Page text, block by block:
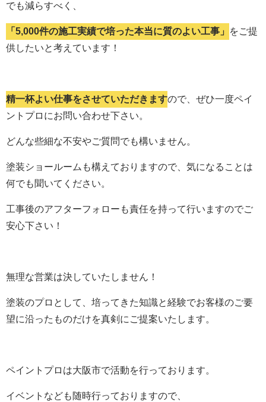
でも減らすべく、
「5,000件の施工実績で培った本当に質のよい工事」
をご提
供したいと考えています！
精一杯よい仕事をさせていただきますので、ぜひ一度ペイ
ントプロにお問い合わせ下さい。
どんな些細な不安やご質問でも構いません。
塗装ショールームも構えておりますので、気になることは
何でも聞いてください。
工事後のアフターフォローも責任を持って行いますのでご
安心下さい！
無理な営業は決していたしません！
塗装のプロとして、培ってきた知識と経験でお客様のご要
望に沿ったものだけを真剣にご提案いたします。
ペイントプロは大阪市で活動を行っております。
イベントなども随時行っておりますので、